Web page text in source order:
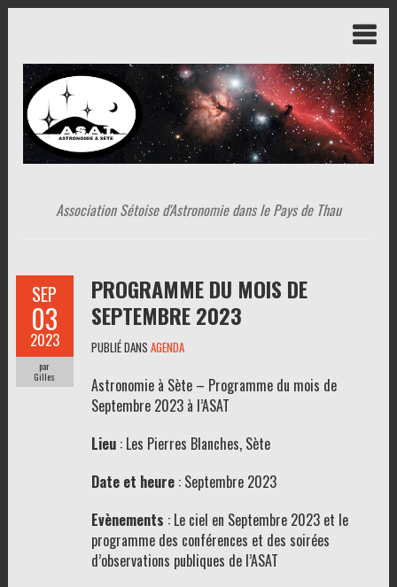
Association Sétoise d'Astronomie dans le Pays de Thau
SEP
03
2023
par
Gilles
PROGRAMME DU MOIS DE
SEPTEMBRE 2023
PUBLIÉ DANS AGENDA
Astronomie à Sète – Programme du mois de
Septembre 2023 à l’ASAT
Lieu : Les Pierres Blanches, Sète
Date et heure: Septembre 2023
Evènements : Le ciel en Septembre 2023 et le
programme des conférences et des soirées
d’observations publiques de l’ASAT